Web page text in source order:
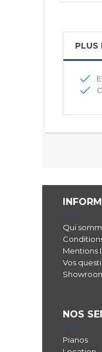
PLUS
Qui
Mentions
Vos
NOS
Pianos